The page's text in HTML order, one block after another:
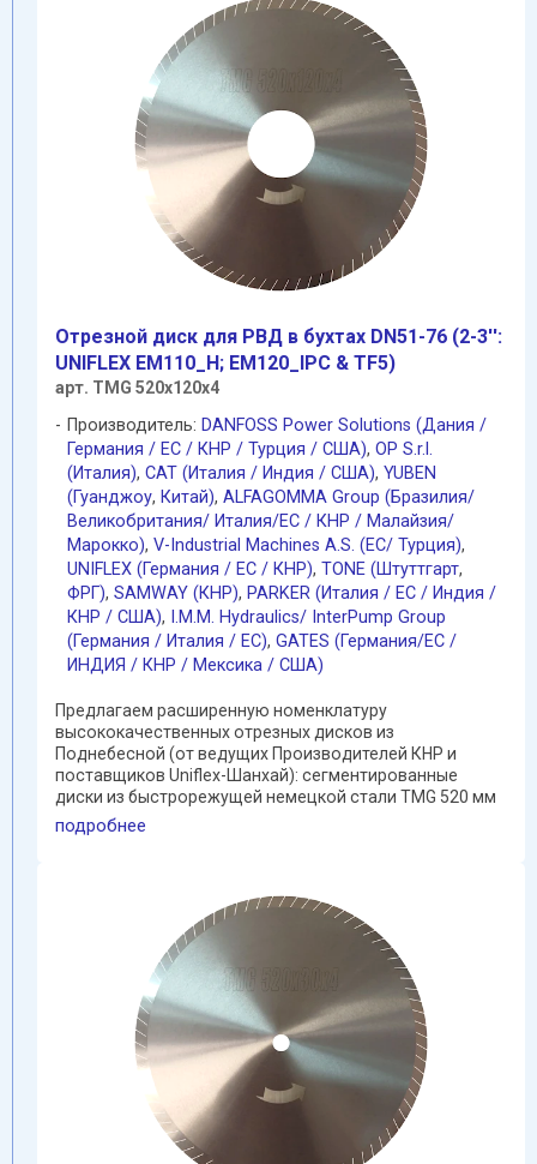
Отрезной диск для РВД в бухтах DN51-76 (2-3'':
UNIFLEX EM110_H; EM120_IPC & TF5)
арт. TMG 520х120х4
Производитель: DANFOSS Power Solutions (Дания /
Германия / EC / КНР / Турция / США), OP S.r.l.
(Италия), CAT (Италия / Индия / США), YUBEN
(Гуанджоу, Китай), ALFAGOMMA Group (Бразилия/
Великобритания/ Италия/ЕС / КНР / Малайзия/
Марокко), V-Industrial Machines A.S. (EC/ Турция),
UNIFLEX (Германия / EC / КНР), TONE (Штуттгарт,
ФРГ), SAMWAY (КНР), PARKER (Италия / ЕС / Индия /
КНР / США), I.M.M. Hydraulics/ InterPump Group
(Германия / Италия / ЕС), GATES (Германия/EC /
ИНДИЯ / КНР / Мексика / США)
Предлагаем расширенную номенклатуру
высококачественных отрезных дисков из
Поднебесной (от ведущих Производителей КНР и
поставщиков Uniflex-Шанхай): сегментированные
диски из быстрорежущей немецкой стали TMG 520 мм
(с "насечками" ) обеспечивают ...
подробнее